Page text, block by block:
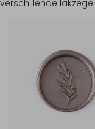
verschillende